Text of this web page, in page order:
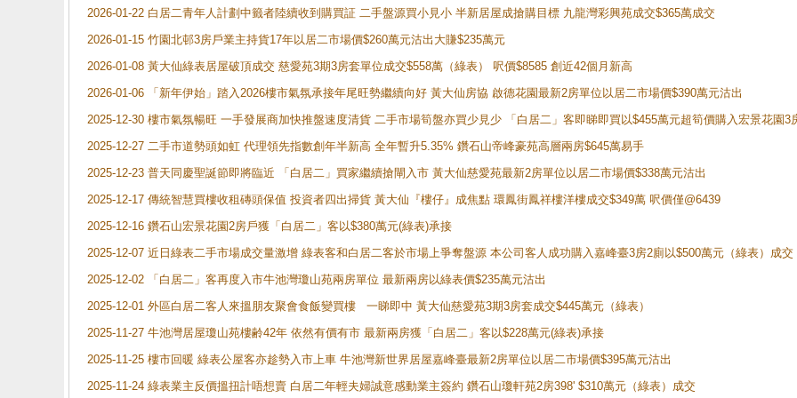
2026-01-22 白居二青年人計劃中籤者陸續收到購買証 二手盤源買小見小 半新居屋成搶購目標 九龍灣彩興苑成交$365萬成交
2026-01-15 竹園北邨3房戶業主持貨17年以居二市場價$260萬元沽出大賺$235萬元
2026-01-08 黃大仙綠表居屋破頂成交 慈愛苑3期3房套單位成交$558萬（綠表） 呎價$8585 創近42個月新高
2026-01-06 「新年伊始」踏入2026樓市氣氛承接年尾旺勢繼續向好 黃大仙房協 啟德花園最新2房單位以居二市場價$390萬元沽出
2025-12-30 樓市氣氛暢旺 一手發展商加快推盤速度清貨 二手市場筍盤亦買少見少 「白居二」客即睇即買以$455萬元超筍價購入宏景花園3
2025-12-27 二手市道勢頭如虹 代理領先指數創年半新高 全年暫升5.35% 鑽石山帝峰豪苑高層兩房$645萬易手
2025-12-23 普天同慶聖誕節即將臨近 「白居二」買家繼續搶閘入市 黃大仙慈愛苑最新2房單位以居二市場價$338萬元沽出
2025-12-17 傳統智慧買樓收租磚頭保值 投資者四出掃貨 黃大仙『樓仔』成焦點 環鳳街鳳祥樓洋樓成交$349萬 呎價僅@6439
2025-12-16 鑽石山宏景花園2房戶獲「白居二」客以$380萬元(綠表)承接
2025-12-07 近日綠表二手市場成交量激增 綠表客和白居二客於市場上爭奪盤源 本公司客人成功購入嘉峰臺3房2廁以$500萬元（綠表）成交
2025-12-02 「白居二」客再度入市牛池灣瓊山苑兩房單位 最新兩房以綠表價$235萬元沽出
2025-12-01 外區白居二客人來搵朋友聚會食飯變買樓 一睇即中 黃大仙慈愛苑3期3房套成交$445萬元（綠表）
2025-11-27 牛池灣居屋瓊山苑樓齢42年 依然有價有市 最新兩房獲「白居二」客以$228萬元(綠表)承接
2025-11-25 樓市回暖 綠表公屋客亦趁勢入市上車 牛池灣新世界居屋嘉峰臺最新2房單位以居二市場價$395萬元沽出
2025-11-24 綠表業主反價搵扭計唔想賣 白居二年輕夫婦誠意感動業主簽約 鑽石山瓊軒苑2房398' $310萬元（綠表）成交